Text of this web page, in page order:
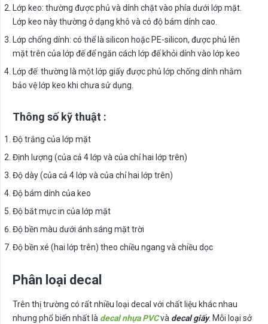
Lớp keo: thường được phủ và dính chặt vào phía dưới lớp mặt.
Lớp keo này thường ở dạng khô và có độ bám dính cao.
Lớp chống dính: có thể là silicon hoặc PE-silicon, được phủ lên
mặt trên của lớp đế để ngăn cách lớp đế khỏi dính vào lớp keo
Lớp đế: thường là một lớp giấy được phủ lớp chống dính nhằm
bảo vệ lớp keo khi chưa sử dụng.
Thông số kỹ thuật :
Độ trắng của lớp mặt
Định lượng (của cả 4 lớp và của chỉ hai lớp trên)
Độ dày (của cả 4 lớp và của chỉ hai lớp trên)
Độ bám dính của keo
Độ bắt mực in của lớp mặt
Độ bền màu dưới ánh sáng mặt trời
Độ bền xé (hai lớp trên) theo chiều ngang và chiều dọc
Phân loại decal
Trên thị trường có rất nhiều loại decal với chất liệu khác nhau
nhưng phổ biến nhất là decal nhựa PVCvà decal giấy. Mỗi loại sở